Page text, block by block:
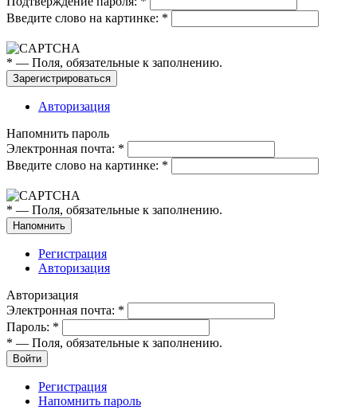
Введите слово на картинке: *
* — Поля, обязательные к заполнению.
Авторизация
Напомнить пароль
Электронная почта: *
Введите слово на картинке: *
* — Поля, обязательные к заполнению.
Регистрация
Авторизация
Авторизация
Электронная почта: *
Пароль: *
* — Поля, обязательные к заполнению.
Регистрация
Напомнить пароль